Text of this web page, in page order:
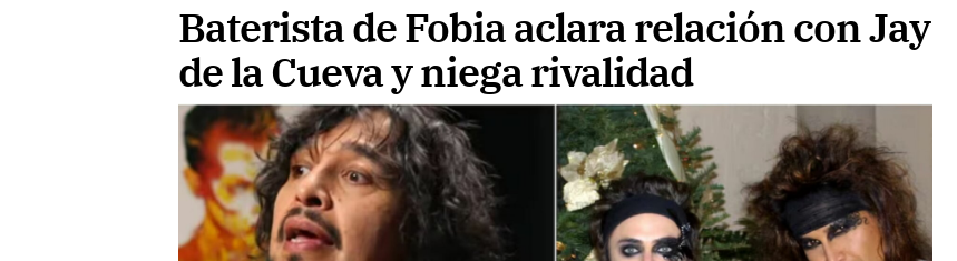
Baterista de Fobia aclara relación con Jay
de la Cueva y niega rivalidad